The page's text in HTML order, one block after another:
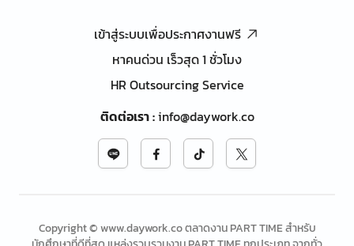
เข้าสู่ระบบเพื่อประกาศงานฟรี
หาคนด่วน เร็วสุด 1 ชั่วโมง
HR Outsourcing Service
ติดต่อเรา:info@daywork.co
Copyright © www.daywork.co ตลาดงาน PART TIME สำหรับ